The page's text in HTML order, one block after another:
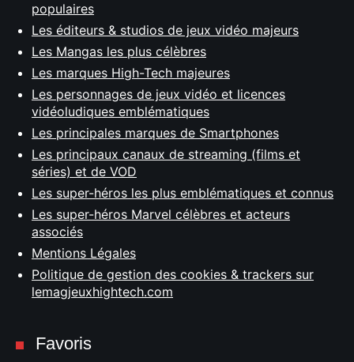
populaires
Les éditeurs & studios de jeux vidéo majeurs
Les Mangas les plus célèbres
Les marques High-Tech majeures
Les personnages de jeux vidéo et licences
vidéoludiques emblématiques
Les principales marques de Smartphones
Les principaux canaux de streaming (films et
séries) et de VOD
Les super-héros les plus emblématiques et connus
Les super-héros Marvel célèbres et acteurs
associés
Mentions Légales
Politique de gestion des cookies & trackers sur
lemagjeuxhightech.com
Favoris